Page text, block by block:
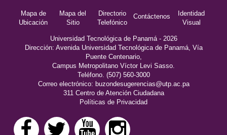
Mapa de
Ubicación
Mapa del
Sitio
Directorio
Telefónico
Contáctenos
Identidad
Visual
Universidad Tecnológica de Panamá - 2026
Dirección: Avenida Universidad Tecnológica de Panamá, Vía
Puente Centenario,
Campus Metropolitano Víctor Levi Sasso.
Teléfono. (507) 560-3000
Correo electrónico: buzondesugerencias@utp.ac.pa
311 Centro de Atención Ciudadana
Políticas de Privacidad